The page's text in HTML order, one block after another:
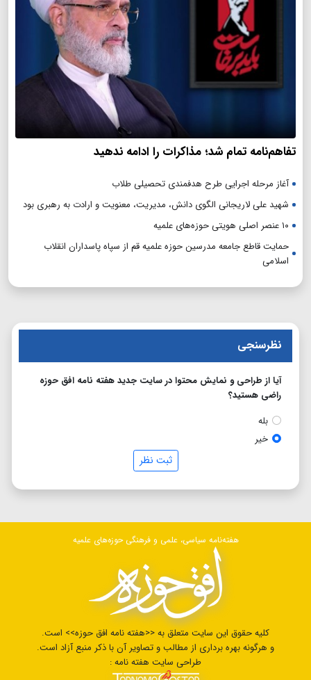
تفاهم‌نامه تمام شد؛ مذاکرات را ادامه ندهید
آغاز مرحله اجرایی طرح هدفمندی تحصیلی طلاب
شهید علی لاریجانی الگوی دانش، مدیریت، معنویت و ارادت به رهبری بود
۱۰ عنصر اصلی هویتی حوزه‌های علمیه
حمایت قاطع جامعه مدرسین حوزه علمیه قم از سپاه پاسداران انقلاب
اسلامی
نظرسنجی
آیا از طراحی و نمایش محتوا در سایت جدید هفته نامه افق حوزه
راضی هستید؟
بله
خیر
ثبت نظر
هفته‌نامه سیاسی، علمی و فرهنگی حوزه‌های علمیه
کلیه حقوق این سایت متعلق به <<هفته نامه افق حوزه>> است.
و هرگونه بهره برداری از مطالب و تصاویر آن با ذکر منبع آزاد است.
طراحی سایت هفته نامه :